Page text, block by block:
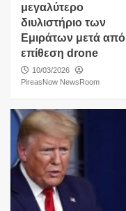
μεγαλύτερο
διυλιστήριο των
Εμιράτων μετά από
επίθεση drone
10/03/2026
PireasNow NewsRoom